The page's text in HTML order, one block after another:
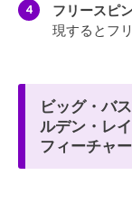
フリースピ
現するとフ
ビッグ・バ
ルデン・レ
フィーチャー